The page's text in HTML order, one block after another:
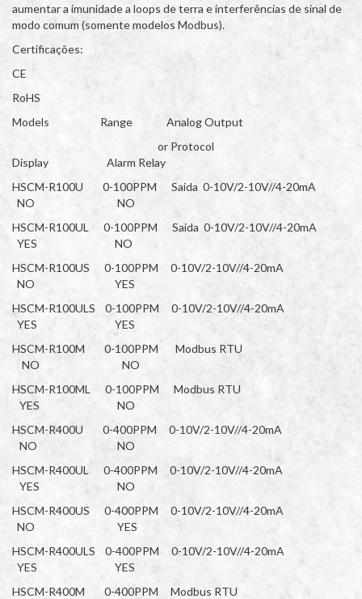
aumentar a imunidade a loops de terra e interferências de sinal de
modo comum (somente modelos Modbus).
Certificações:
CE
RoHS
Models Range Analog Output
or Protocol
Display Alarm Relay
HSCM-R100U 0-100PPM Saida 0-10V/2-10V//4-20mA
NO NO
HSCM-R100UL 0-100PPM Saida 0-10V/2-10V//4-20mA
YES NO
HSCM-R100US 0-100PPM 0-10V/2-10V//4-20mA
NO YES
HSCM-R100ULS 0-100PPM 0-10V/2-10V//4-20mA
YES YES
HSCM-R100M 0-100PPM Modbus RTU
NO NO
HSCM-R100ML 0-100PPM Modbus RTU
YES NO
HSCM-R400U 0-400PPM 0-10V/2-10V//4-20mA
NO NO
HSCM-R400UL 0-400PPM 0-10V/2-10V//4-20mA
YES NO
HSCM-R400US 0-400PPM 0-10V/2-10V//4-20mA
NO YES
HSCM-R400ULS 0-400PPM 0-10V/2-10V//4-20mA
YES YES
HSCM-R400M 0-400PPM Modbus RTU